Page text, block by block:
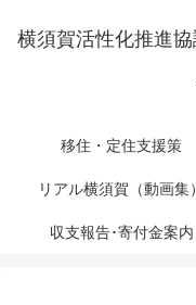
横須賀活性化推進
移住・定住支援策
リアル横須賀（動画集）
収支報告･寄付金案内